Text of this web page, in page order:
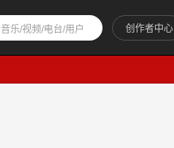
创作者中心
音乐/视频/电台/用户